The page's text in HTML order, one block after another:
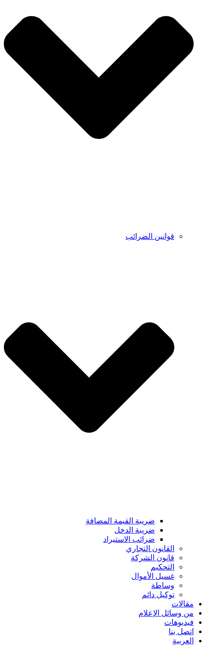
قوانين الضرائب
ضريبة القيمة المضافة
ضريبة الدخل
ضرائب الاستيراد
القانون التجاري
قانون الشركة
التحكيم
غسيل الأموال
وساطة
توكيل دائم
مقالات
من وسائل الإعلام
فيديوهات
اتصل بنا
العربية